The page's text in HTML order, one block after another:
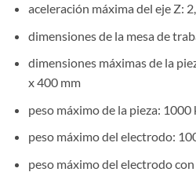
aceleración máxima del eje Z:
dimensiones de la mesa de
dimensiones máximas de la
x 400 mm
peso máximo de la pieza: 1000
peso máximo del electrodo:
peso máximo del electrodo con